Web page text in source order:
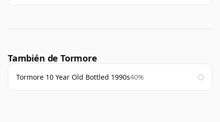
También de Tormore
Tormore 10 Year Old Bottled 1990s40%